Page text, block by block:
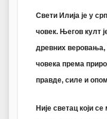
Свети Илија је у
човек. Његов култ
древних веровања,
човека према
правде, силе и
Није светац који